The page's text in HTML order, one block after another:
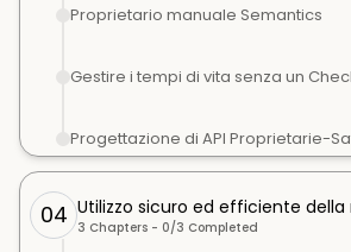
Proprietario manuale Semantics
Gestire i tempi di vita senza un
Progettazione di API Proprietarie-
04 Utilizzo sicuro ed efficiente
3 Chapters - 0/3 Completed